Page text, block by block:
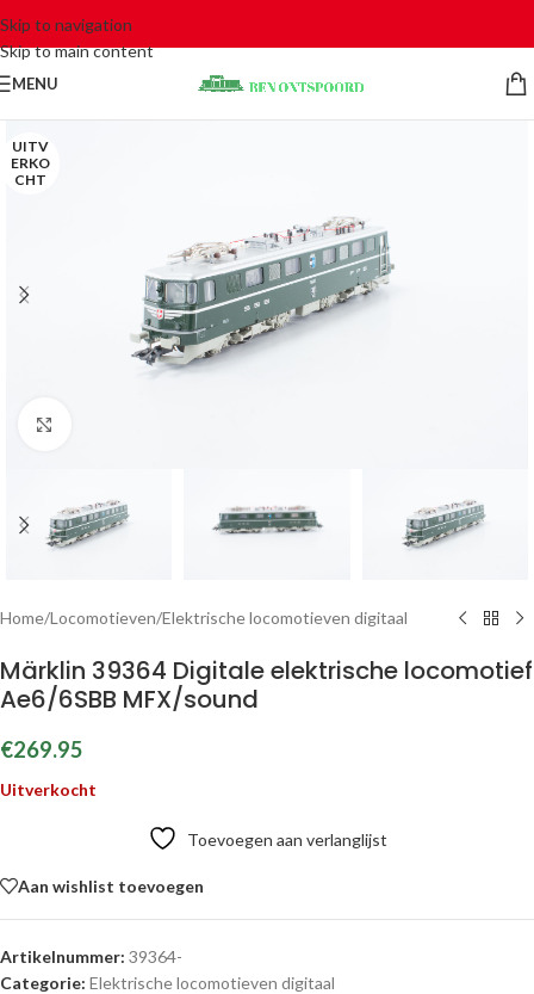
Skip to navigation
Skip to main content
MENU
UITV
ERKO
CHT
Home/Locomotieven/Elektrische locomotieven digitaal
Märklin 39364 Digitale elektrische locomotief
Ae6/6SBB MFX/sound
€269.95
Uitverkocht
Toevoegen aan verlanglijst
Aan wishlist toevoegen
Artikelnummer: 39364-
Categorie: Elektrische locomotieven digitaal